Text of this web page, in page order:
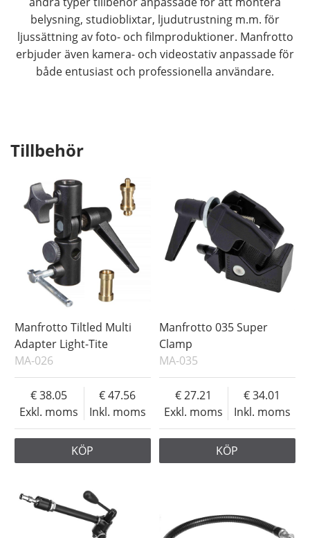
belysning, studioblixtar, ljudutrustning m.m. för
ljussättning av foto- och filmproduktioner. Manfrotto
erbjuder även kamera- och videostativ anpassade för
både entusiast och professionella användare.
Tillbehör
Manfrotto Tiltled Multi
Adapter Light-Tite
MA-026
Exkl. moms
38.05
Inkl. moms
47.56
KÖP
Manfrotto 035 Super
Clamp
MA-035
Exkl. moms
27.21
Inkl. moms
34.01
KÖP